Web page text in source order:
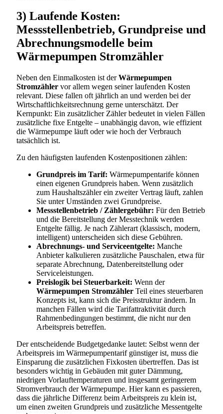
3) Laufende Kosten:
Messstellenbetrieb, Grundpreise und
Abrechnungsmodelle beim
Wärmepumpen Stromzähler
Neben den Einmalkosten ist derWärmepumpen
Stromzähler vor allem wegen seiner laufenden Kosten
relevant. Diese fallen oft jährlich an und werden bei der
Wirtschaftlichkeitsrechnung gerne unterschätzt. Der
Kernpunkt: Ein zusätzlicher Zähler bedeutet in vielen Fällen
zusätzliche fixe Entgelte – unabhängig davon, wie effizient
die Wärmepumpe läuft oder wie hoch der Verbrauch
tatsächlich ist.
Zu den häufigsten laufenden Kostenpositionen zählen:
Grundpreis im Tarif: Wärmepumpentarife können
einen eigenen Grundpreis haben. Wenn zusätzlich
zum Haushaltszähler ein zweiter Vertrag läuft, zahlen
Sie unter Umständen zwei Grundpreise.
Messstellenbetrieb / Zählergebühr: Für den Betrieb
und die Bereitstellung der Messtechnik werden
Entgelte fällig. Je nach Zählerart (klassisch, modern,
intelligent) unterscheiden sich diese Gebühren.
Abrechnungs- und Serviceentgelte: Manche
Anbieter kalkulieren zusätzliche Pauschalen, etwa für
separate Abrechnung, Datenbereitstellung oder
Serviceleistungen.
Preislogik bei Steuerbarkeit: Wenn der
Wärmepumpen Stromzähler Teil eines steuerbaren
Konzepts ist, kann sich die Preisstruktur ändern. In
manchen Fällen wird die Tarifattraktivität durch
Rahmenbedingungen bestimmt, die nicht nur den
Arbeitspreis betreffen.
Der entscheidende Budgetgedanke lautet: Selbst wenn der
Arbeitspreis im Wärmepumpentarif günstiger ist, muss die
Einsparung die zusätzlichen Fixkosten übertreffen. Das ist
besonders wichtig in Gebäuden mit guter Dämmung,
niedrigen Vorlauftemperaturen und insgesamt geringerem
Stromverbrauch der Wärmepumpe. Hier kann es passieren,
dass die jährliche Differenz beim Arbeitspreis zu klein ist,
um einen zweiten Grundpreis und zusätzliche Messentgelte